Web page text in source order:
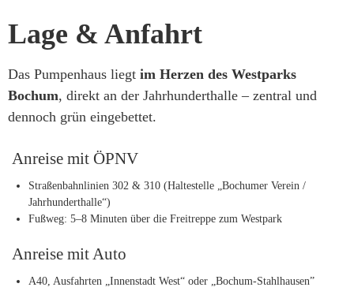
Lage & Anfahrt
Das Pumpenhaus liegt im Herzen des Westparks
Bochum, direkt an der Jahrhunderthalle – zentral und
dennoch grün eingebettet.
Anreise mit ÖPNV
Straßenbahnlinien 302 & 310 (Haltestelle „Bochumer Verein /
Jahrhunderthalle“)
Fußweg: 5–8 Minuten über die Freitreppe zum Westpark
Anreise mit Auto
A40, Ausfahrten „Innenstadt West“ oder „Bochum-Stahlhausen”